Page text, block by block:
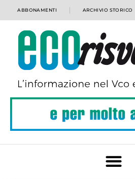
ABBONAMENTI ARCHIVIO STORICO